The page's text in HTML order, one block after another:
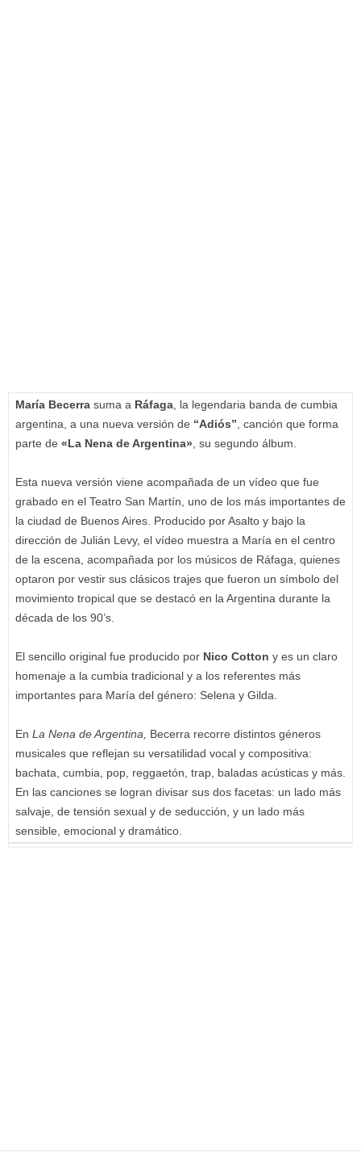
María Becerra suma a Ráfaga , la legendaria banda de cumbia
argentina, a una nueva versión de “Adiós” , canción que forma
parte de «La Nena de Argentina» , su segundo álbum.
Esta nueva versión viene acompañada de un vídeo que fue
grabado en el Teatro San Martín, uno de los más importantes de
la ciudad de Buenos Aires. Producido por Asalto y bajo la
dirección de Julián Levy, el vídeo muestra a María en el centro
de la escena, acompañada por los músicos de Ráfaga, quienes
optaron por vestir sus clásicos trajes que fueron un símbolo del
movimiento tropical que se destacó en la Argentina durante la
década de los 90’s.
El sencillo original fue producido por Nico Cotton y es un claro
homenaje a la cumbia tradicional y a los referentes más
importantes para María del género: Selena y Gilda.
En La Nena de Argentina, Becerra recorre distintos géneros
musicales que reflejan su versatilidad vocal y compositiva:
bachata, cumbia, pop, reggaetón, trap, baladas acústicas y más.
En las canciones se logran divisar sus dos facetas: un lado más
salvaje, de tensión sexual y de seducción, y un lado más
sensible, emocional y dramático.